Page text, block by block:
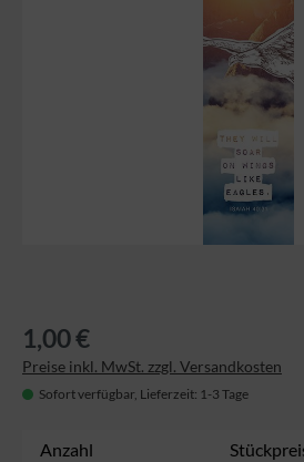
1,00 €
Preise inkl. MwSt. zzgl. Versandkosten
Sofort verfügbar, Lieferzeit: 1-3 Tage
Anzahl